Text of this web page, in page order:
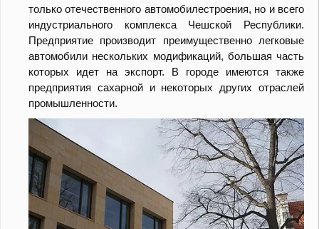
только отечественного автомобилестроения, но и всего
индустриального комплекса Чешской Республики.
Предприятие производит преимущественно легковые
автомобили нескольких модификаций, большая часть
которых идет на экспорт. В городе имеются также
предприятия сахарной и некоторых других отраслей
промышленности.